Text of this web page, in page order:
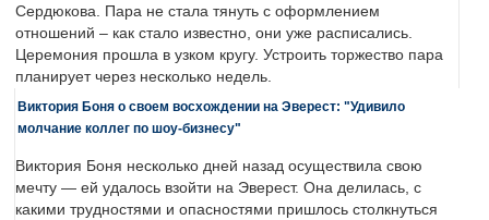
Сердюкова. Пара не стала тянуть с оформлением
отношений – как стало известно, они уже расписались.
Церемония прошла в узком кругу. Устроить торжество пара
планирует через несколько недель.
Виктория Боня о своем восхождении на Эверест: "Удивило
молчание коллег по шоу-бизнесу"
Виктория Боня несколько дней назад осуществила свою
мечту — ей удалось взойти на Эверест. Она делилась, с
какими трудностями и опасностями пришлось столкнуться